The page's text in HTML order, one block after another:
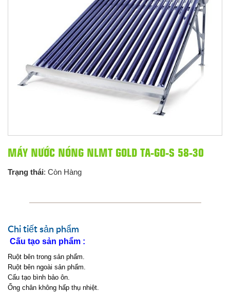
MÁY NƯỚC NÓNG NLMT GOLD TA-GO-S 58-30
Trạng thái: Còn Hàng
Chi tiết sản phẩm
Cấu tạo sản phẩm :
Ruột bên trong sản phẩm.
Ruột bên ngoài sản phẩm.
Cấu tạo bình bảo ôn.
Ống chân không hấp thụ nhiệt.